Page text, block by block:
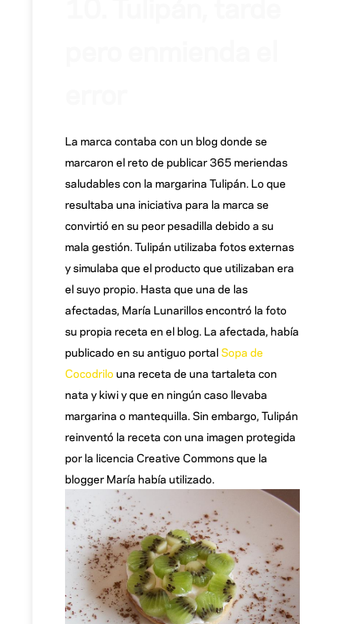
La marca contaba con un blog donde se
marcaron el reto de publicar 365 meriendas
saludables con la margarina Tulipán. Lo que
resultaba una iniciativa para la marca se
convirtió en su peor pesadilla debido a su
mala gestión. Tulipán utilizaba fotos externas
y simulaba que el producto que utilizaban era
el suyo propio. Hasta que una de las
afectadas, María Lunarillos encontró la foto
su propia receta en el blog. La afectada, había
publicado en su antiguo portalSopa de
Cocodrilo una receta de una tartaleta con
nata y kiwi y que en ningún caso llevaba
margarina o mantequilla. Sin embargo, Tulipán
reinventó la receta con una imagen protegida
por la licencia Creative Commons que la
blogger María había utilizado.